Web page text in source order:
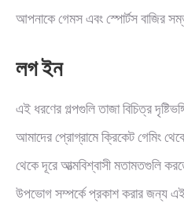
আপনাকে গেমস এবং স্পোর্টস বাজির
লগ ইন
এই ধরণের গল্পগুলি তাজা বিচিত্র
আমাদের প্রোগ্রামে ক্রিকেট গেমিং
থেকে দূরে আত্মবিশ্বাসী মতামতগুলি
উপভোগ সম্পর্কে প্রকাশ করার জন্য এই